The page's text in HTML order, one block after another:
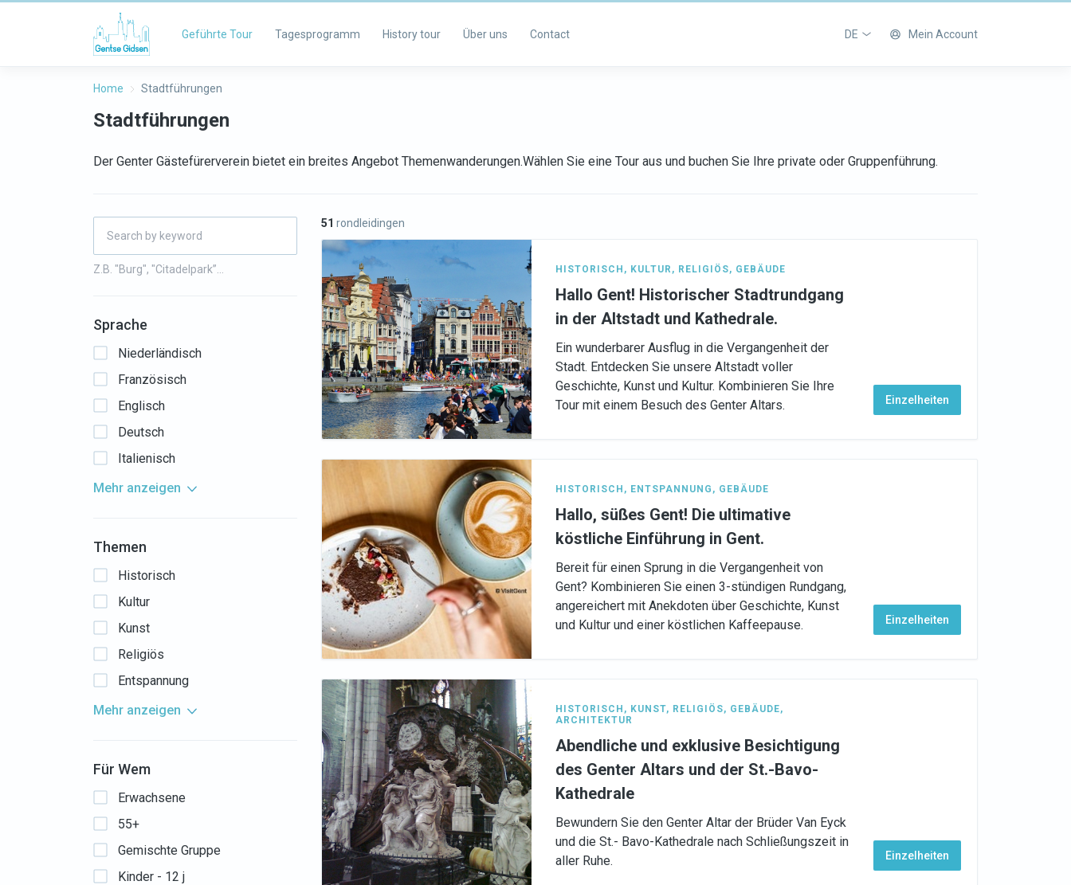
Geführte Tour Tagesprogramm History tour Über uns Contact DE Mein Account
Home Stadtführungen
Stadtführungen
Der Genter Gästefürerverein bietet ein breites Angebot Themenwanderungen.Wählen Sie eine Tour aus und buchen Sie Ihre private oder Gruppenführung.
Z.B. "Burg", "Citadelpark”…
Sprache
Niederländisch
Französisch
Englisch
Deutsch
Italienisch
Mehr anzeigen
Themen
Historisch
Kultur
Kunst
Religiös
Entspannung
Mehr anzeigen
Für Wem
Erwachsene
55+
Gemischte Gruppe
Kinder - 12 j
51 rondleidingen
HISTORISCH , KULTUR , RELIGIÖS, GEBÄUDE
Hallo Gent! Historischer Stadtrundgang
in der Altstadt und Kathedrale.
Ein wunderbarer Ausflug in die Vergangenheit der
Stadt. Entdecken Sie unsere Altstadt voller
Geschichte, Kunst und Kultur. Kombinieren Sie Ihre
Tour mit einem Besuch des Genter Altars.
Einzelheiten
HISTORISCH , ENTSPANNUNG , GEBÄUDE
Hallo, süßes Gent! Die ultimative
köstliche Einführung in Gent.
Bereit für einen Sprung in die Vergangenheit von
Gent? Kombinieren Sie einen 3-stündigen Rundgang,
angereichert mit Anekdoten über Geschichte, Kunst
und Kultur und einer köstlichen Kaffeepause.
Einzelheiten
HISTORISCH , KUNST, RELIGIÖS, GEBÄUDE,
ARCHITEKTUR
Abendliche und exklusive Besichtigung
des Genter Altars und der St.-Bavo-
Kathedrale
Bewundern Sie den Genter Altar der Brüder Van Eyck
und die St.- Bavo-Kathedrale nach Schließungszeit in
aller Ruhe.
Einzelheiten